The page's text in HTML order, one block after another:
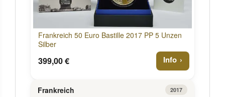
Frankreich 50 Euro Bastille 2017 PP 5 Unzen
Silber
399,00 € Info
Frankreich 2017